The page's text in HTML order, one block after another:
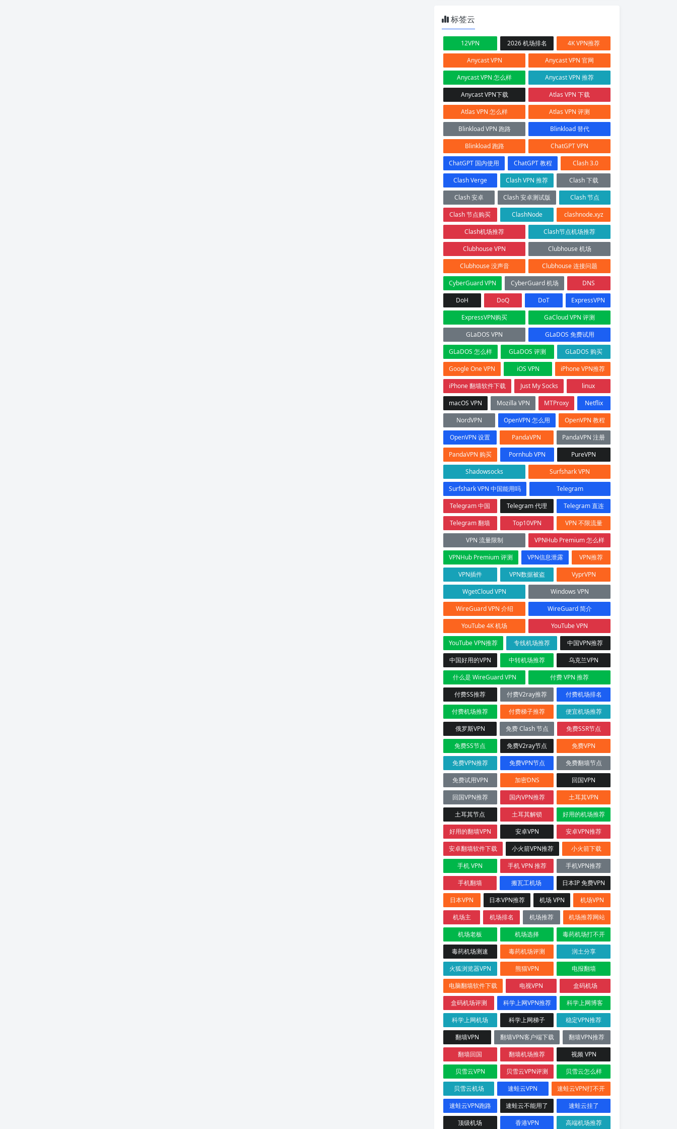
标签云
12VPN 2026 机场排名
4K VPN推荐
Anycast VPN
Anycast VPN 官网
Anycast VPN 怎么样
Anycast VPN 推荐
Anycast VPN下载
Atlas VPN 下载
Atlas VPN 怎么样
Atlas VPN 评测
Blinkload VPN 跑路
Blinkload 替代
Blinkload 跑路
ChatGPT VPN
ChatGPT 国内使用
ChatGPT 教程
Clash 3.0
Clash Verge
Clash VPN 推荐
Clash 下载
Clash 安卓
Clash 安卓测试版
Clash 节点
Clash 节点购买
ClashNode
clashnode.xyz
Clash机场推荐
Clash节点机场推荐
Clubhouse VPN
Clubhouse 机场
Clubhouse 没声音
Clubhouse 连接问题
CyberGuard VPN
CyberGuard 机场
DNS
DoH
DoQ DoT
ExpressVPN
ExpressVPN购买
GaCloud VPN 评测
GLaDOS VPN
GLaDOS 免费试用
GLaDOS 怎么样
GLaDOS 评测
GLaDOS 购买
Google One VPN
iOS VPN
iPhone VPN推荐
iPhone 翻墙软件下载
Just My Socks
linux
macOS VPN
Mozilla VPN MTProxy
Netflix
NordVPN
OpenVPN 怎么用
OpenVPN 教程
OpenVPN 设置
PandaVPN
PandaVPN 注册
PandaVPN 购买
Pornhub VPN
PureVPN
Shadowsocks
Surfshark VPN
Surfshark VPN 中国能用吗
Telegram
Telegram 中国
Telegram 代理
Telegram 直连
Telegram 翻墙
Top10VPN
VPN 不限流量
VPN 流量限制
VPNHub Premium 怎么样
VPNHub Premium 评测
VPN信息泄露
VPN推荐
VPN插件
VPN数据被盗
VyprVPN
WgetCloud VPN
Windows VPN
WireGuard VPN 介绍
WireGuard 简介
YouTube 4K 机场
YouTube VPN
YouTube VPN推荐
专线机场推荐
中国VPN推荐
中国好用的VPN
中转机场推荐
乌克兰VPN
什么是 WireGuard VPN
付费 VPN 推荐
付费SS推荐
付费V2ray推荐
付费机场排名
付费机场推荐
付费梯子推荐
便宜机场推荐
俄罗斯VPN
免费 Clash 节点
免费SSR节点
免费SS节点
免费V2ray节点
免费VPN
免费VPN推荐
免费VPN节点
免费翻墙节点
免费试用VPN
加密DNS
回国VPN
回国VPN推荐
国内VPN推荐
土耳其VPN
土耳其节点
土耳其解锁
好用的机场推荐
好用的翻墙VPN
安卓VPN
安卓VPN推荐
安卓翻墙软件下载
小火箭VPN推荐
小火箭下载
手机 VPN
手机 VPN 推荐
手机VPN推荐
手机翻墙
搬瓦工机场
日本IP 免费VPN
日本VPN
日本VPN推荐 机场 VPN
机场VPN
机场主
机场排名 机场推荐
机场推荐网站
机场老板
机场选择
毒药机场打不开
毒药机场测速
毒药机场评测
润土分享
火狐浏览器VPN
熊猫VPN
电报翻墙
电脑翻墙软件下载
电视VPN
盒码机场
盒码机场评测
科学上网VPN推荐
科学上网博客
科学上网机场
科学上网梯子
稳定VPN推荐
翻墙VPN
翻墙VPN客户端下载
翻墙VPN推荐
翻墙回国
翻墙机场推荐
视频 VPN
贝雪云VPN
贝雪云VPN评测
贝雪云怎么样
贝雪云机场
速蛙云VPN
速蛙云VPN打不开
速蛙云VPN跑路
速蛙云不能用了
速蛙云挂了
顶级机场
香港VPN 高端机场推荐